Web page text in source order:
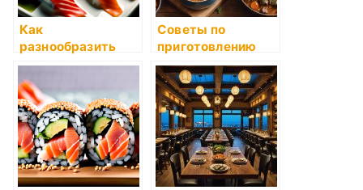
Как
разнообразить
повседневное
меню
Советы по
приготовлению
блюд с
использованием
риса